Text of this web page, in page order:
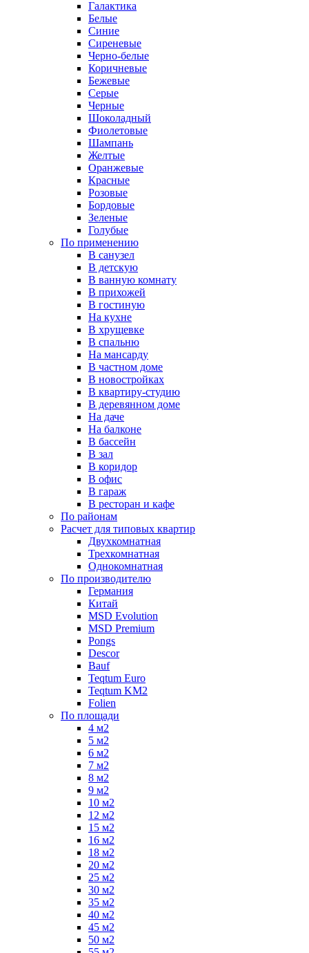
Галактика
Белые
Синие
Сиреневые
Черно-белые
Коричневые
Бежевые
Серые
Черные
Шоколадный
Фиолетовые
Шампань
Желтые
Оранжевые
Красные
Розовые
Бордовые
Зеленые
Голубые
По применению
В санузел
В детскую
В ванную комнату
В прихожей
В гостиную
На кухне
В хрущевке
В спальню
На мансарду
В частном доме
В новостройках
В квартиру-студию
В деревянном доме
На даче
На балконе
В бассейн
В зал
В коридор
В офис
В гараж
В ресторан и кафе
По районам
Расчет для типовых квартир
Двухкомнатная
Трехкомнатная
Однокомнатная
По производителю
Германия
Китай
MSD Evolution
MSD Premium
Pongs
Descor
Bauf
Teqtum Euro
Teqtum KM2
Folien
По площади
4 м2
5 м2
6 м2
7 м2
8 м2
9 м2
10 м2
12 м2
15 м2
16 м2
18 м2
20 м2
25 м2
30 м2
35 м2
40 м2
45 м2
50 м2